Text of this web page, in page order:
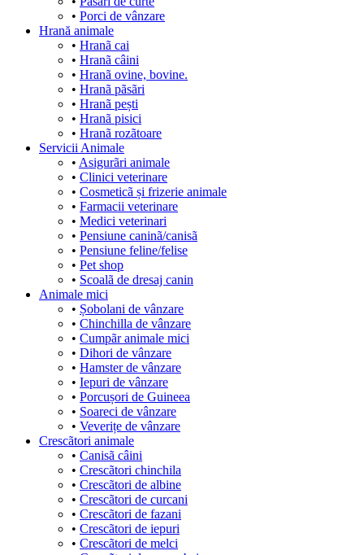
• Porci de vânzare
Hrană animale
• Hranã cai
• Hranã câini
• Hranã ovine, bovine.
• Hranã pãsãri
• Hranã pești
• Hranã pisici
• Hranã rozãtoare
Servicii Animale
• Asigurãri animale
• Clinici veterinare
• Cosmeticã și frizerie animale
• Farmacii veterinare
• Medici veterinari
• Pensiune caninã/canisã
• Pensiune feline/felise
• Pet shop
• Scoalã de dresaj canin
Animale mici
• Șobolani de vânzare
• Chinchilla de vânzare
• Cumpãr animale mici
• Dihori de vânzare
• Hamster de vânzare
• Iepuri de vânzare
• Porcușori de Guineea
• Soareci de vânzare
• Veverițe de vânzare
Crescãtori animale
• Canisã câini
• Crescãtori chinchila
• Crescãtori de albine
• Crescãtori de curcani
• Crescãtori de fazani
• Crescãtori de iepuri
• Crescãtori de melci